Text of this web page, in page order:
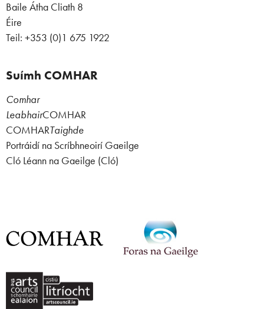
Baile Átha Cliath 8
Éire
Teil: +353 (0)1 675 1922
Suímh COMHAR
Comhar
LeabhairCOMHAR
COMHARTaighde
Portráidí na Scríbhneoirí Gaeilge
Cló Léann na Gaeilge (Cló)